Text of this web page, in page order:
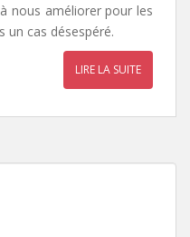
nous améliorer pour les
un cas désespéré.
LIRE LA SUITE